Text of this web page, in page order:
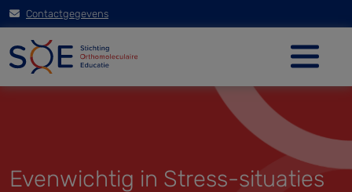
Contactgegevens
Evenwichtig in Stress-situaties